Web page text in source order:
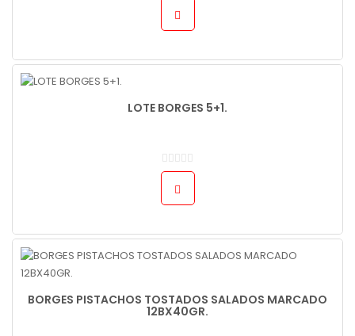
LOTE BORGES 5+1.
BORGES PISTACHOS TOSTADOS SALADOS MARCADO
12BX40GR.